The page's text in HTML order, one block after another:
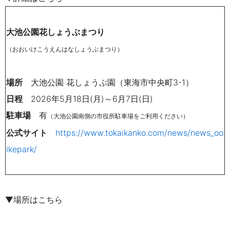
大池公園花しょうぶまつり
（おおいけこうえんはなしょうぶまつり）
場所 大池公園 花しょうぶ園（東海市中央町3-1）
日程 2026年5月18日(月)～6月7日(日)
駐車場有 （ 大池公園南側の市役所駐車場をご利用ください）
公式サイト
https://www.tokaikanko.com/news/news_oo
ikepark/
▼場所はこちら